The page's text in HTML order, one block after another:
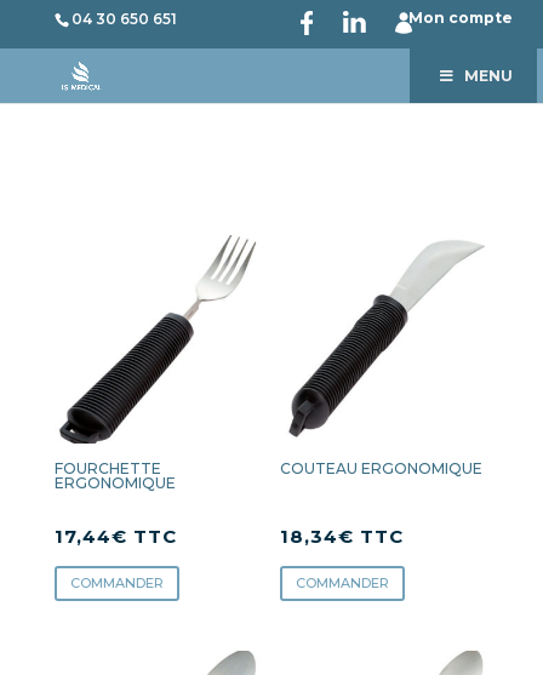
04 30 650 651 Mon compte
MENU
FOURCHETTE
ERGONOMIQUE
17,44€ TTC
COMMANDER
COUTEAU ERGONOMIQUE
18,34€ TTC
COMMANDER